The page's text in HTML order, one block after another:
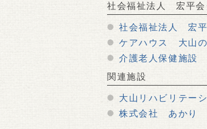
社会福祉法人 宏平会
社会福祉法人 宏
ケアハウス 大山の
介護老人保健施設
関連施設
大山リハビリテー
株式会社 あかり